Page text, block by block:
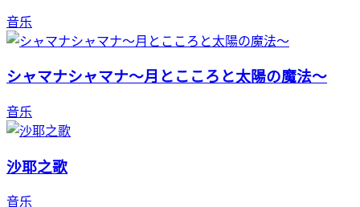
音乐
シャマナシャマナ～月とこころと太陽の魔法～
音乐
沙耶之歌
音乐